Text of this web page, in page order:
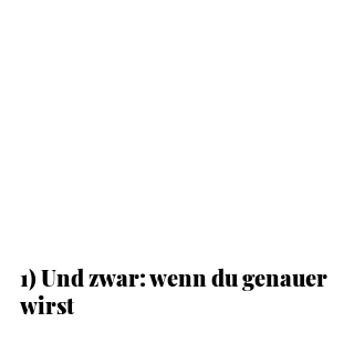
1) Und zwar: wenn du genauer
wirst